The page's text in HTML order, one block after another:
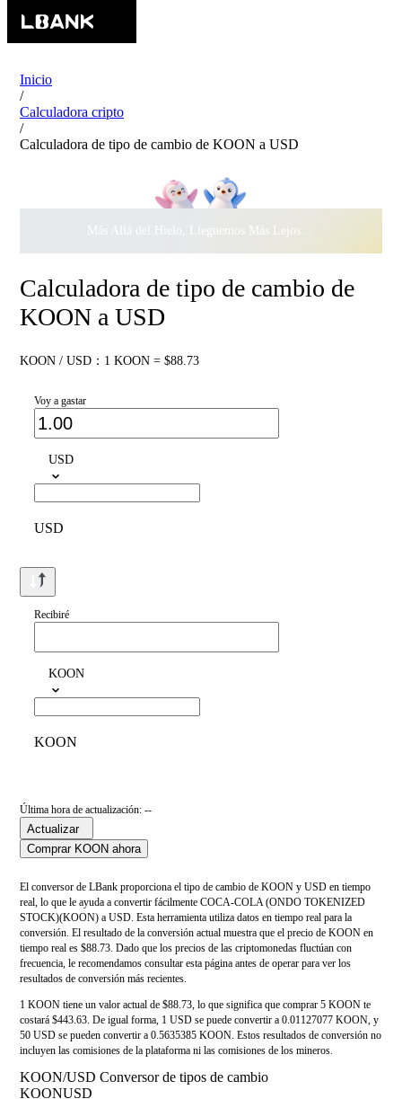
Inicio
/
Calculadora cripto
/
Calculadora de tipo de cambio de KOON a USD
Más Allá del Hielo, Lleguemos Más Lejos Juntos ·
Calculadora de tipo de cambio de
KOON a USD
KOON / USD：1 KOON = $88.73
Voy a gastar
USD
USD
Recibiré
KOON
KOON
Última hora de actualización: --
Actualizar
Comprar KOON ahora
El conversor de LBank proporciona el tipo de cambio de KOON y USD en tiempo
real, lo que le ayuda a convertir fácilmente COCA-COLA (ONDO TOKENIZED
STOCK)(KOON) a USD. Esta herramienta utiliza datos en tiempo real para la
conversión. El resultado de la conversión actual muestra que el precio de KOON en
tiempo real es $88.73. Dado que los precios de las criptomonedas fluctúan con
frecuencia, le recomendamos consultar esta página antes de operar para ver los
resultados de conversión más recientes.
1 KOON tiene un valor actual de $88.73, lo que significa que comprar 5 KOON te
costará $443.63. De igual forma, 1 USD se puede convertir a 0.01127077 KOON, y
50 USD se pueden convertir a 0.5635385 KOON. Estos resultados de conversión no
incluyen las comisiones de la plataforma ni las comisiones de los mineros.
KOON/USD Conversor de tipos de cambio
KOONUSD